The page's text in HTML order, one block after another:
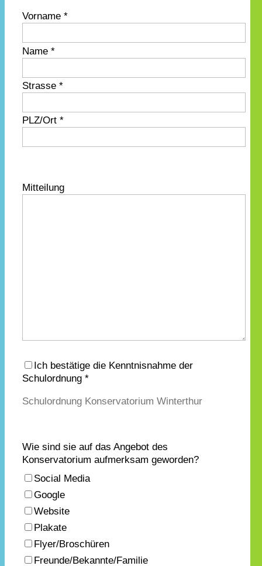
Vorname *
Name *
Strasse *
PLZ/Ort *
Mitteilung
Ich bestätige die Kenntnisnahme der
Schulordnung *
Schulordnung Konservatorium Winterthur
Wie sind sie auf das Angebot des
Konservatorium aufmerksam geworden?
Social Media
Google
Website
Plakate
Flyer/Broschüren
Freunde/Bekannte/Familie